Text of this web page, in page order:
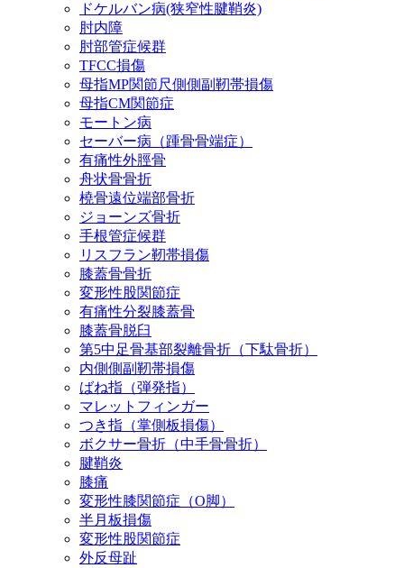
ドケルバン病(狭窄性腱鞘炎)
肘内障
肘部管症候群
TFCC損傷
母指MP関節尺側側副靭帯損傷
母指CM関節症
モートン病
セーバー病（踵骨骨端症）
有痛性外脛骨
舟状骨骨折
橈骨遠位端部骨折
ジョーンズ骨折
手根管症候群
リスフラン靭帯損傷
膝蓋骨骨折
変形性股関節症
有痛性分裂膝蓋骨
膝蓋骨脱臼
第5中足骨基部裂離骨折（下駄骨折）
内側側副靭帯損傷
ばね指（弾発指）
マレットフィンガー
つき指（掌側板損傷）
ボクサー骨折（中手骨骨折）
腱鞘炎
膝痛
変形性膝関節症（O脚）
半月板損傷
変形性股関節症
外反母趾